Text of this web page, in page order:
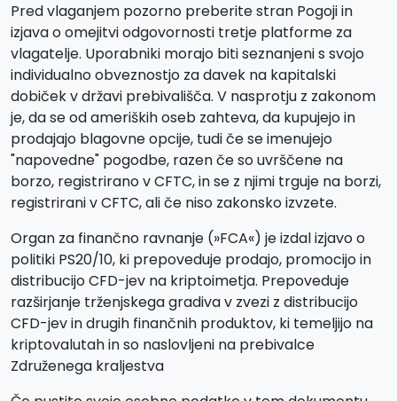
Pred vlaganjem pozorno preberite stran Pogoji in
izjava o omejitvi odgovornosti tretje platforme za
vlagatelje. Uporabniki morajo biti seznanjeni s svojo
individualno obveznostjo za davek na kapitalski
dobiček v državi prebivališča. V nasprotju z zakonom
je, da se od ameriških oseb zahteva, da kupujejo in
prodajajo blagovne opcije, tudi če se imenujejo
"napovedne" pogodbe, razen če so uvrščene na
borzo, registrirano v CFTC, in se z njimi trguje na borzi,
registrirani v CFTC, ali če niso zakonsko izvzete.
Organ za finančno ravnanje (»FCA«) je izdal izjavo o
politiki PS20/10, ki prepoveduje prodajo, promocijo in
distribucijo CFD-jev na kriptoimetja. Prepoveduje
razširjanje trženjskega gradiva v zvezi z distribucijo
CFD-jev in drugih finančnih produktov, ki temeljijo na
kriptovalutah in so naslovljeni na prebivalce
Združenega kraljestva